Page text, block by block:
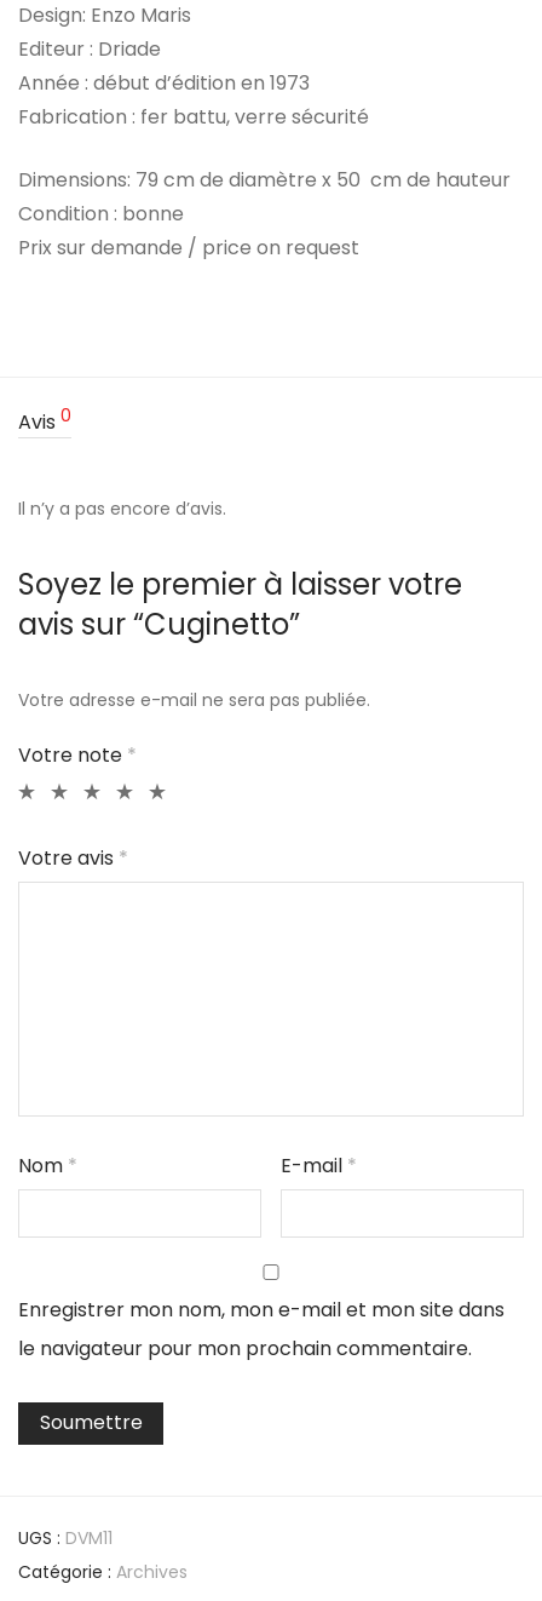
Design: Enzo Maris
Editeur : Driade
Année : début d’édition en 1973
Fabrication : fer battu, verre sécurité
Dimensions: 79 cm de diamètre x 50 cm de hauteur
Condition : bonne
Prix sur demande / price on request
Avis 0
Il n’y a pas encore d’avis.
Soyez le premier à laisser votre
avis sur “Cuginetto”
Votre adresse e-mail ne sera pas publiée.
Votre note *
Votre avis *
Nom * E-mail *
Enregistrer mon nom, mon e-mail et mon site dans
le navigateur pour mon prochain commentaire.
UGS : DVM11
Catégorie : Archives